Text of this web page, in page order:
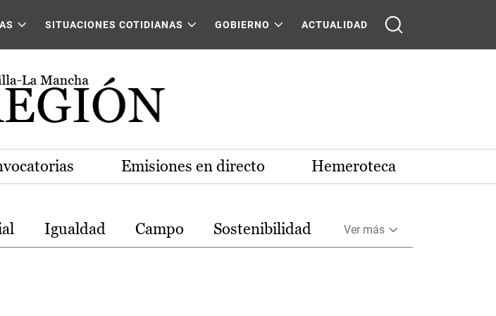
SITUACIONES COTIDIANAS GOBIERNO ACTUALIDAD
Emisiones en directo Hemeroteca
Igualdad Campo Sostenibilidad Ver más